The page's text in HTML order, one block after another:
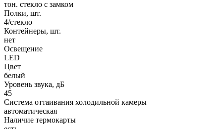
тон. стекло с замком
Полки, шт.
4/стекло
Контейнеры, шт.
нет
Освещение
LED
Цвет
белый
Уровень звука, дБ
45
Система оттаивания холодильной камеры
автоматическая
Наличие термокарты